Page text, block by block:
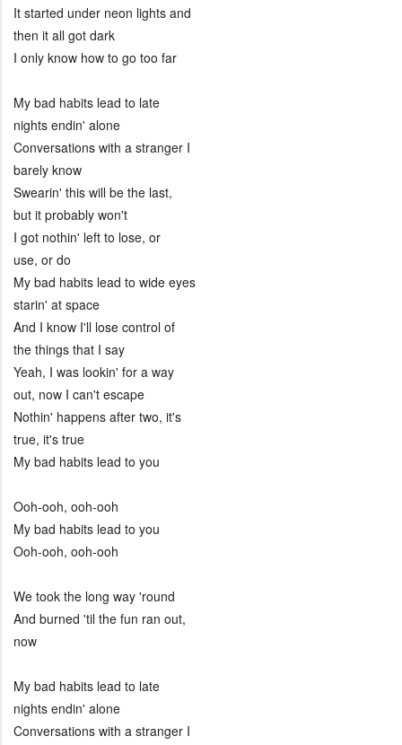
It started under neon lights and
then it all got dark
I only know how to go too far
My bad habits lead to late
nights endin' alone
Conversations with a stranger I
barely know
Swearin' this will be the last,
but it probably won't
I got nothin' left to lose, or
use, or do
My bad habits lead to wide eyes
starin' at space
And I know I'll lose control of
the things that I say
Yeah, I was lookin' for a way
out, now I can't escape
Nothin' happens after two, it's
true, it's true
My bad habits lead to you
Ooh-ooh, ooh-ooh
My bad habits lead to you
Ooh-ooh, ooh-ooh
We took the long way 'round
And burned 'til the fun ran out,
now
My bad habits lead to late
nights endin' alone
Conversations with a stranger I